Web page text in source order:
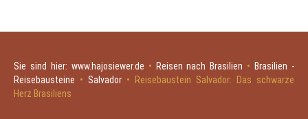
Sie sind hier: www.hajosiewer.de • Reisen nach Brasilien • Brasilien -
Reisebausteine • Salvador •
Reisebaustein Salvador: Das schwarze
Herz Brasiliens